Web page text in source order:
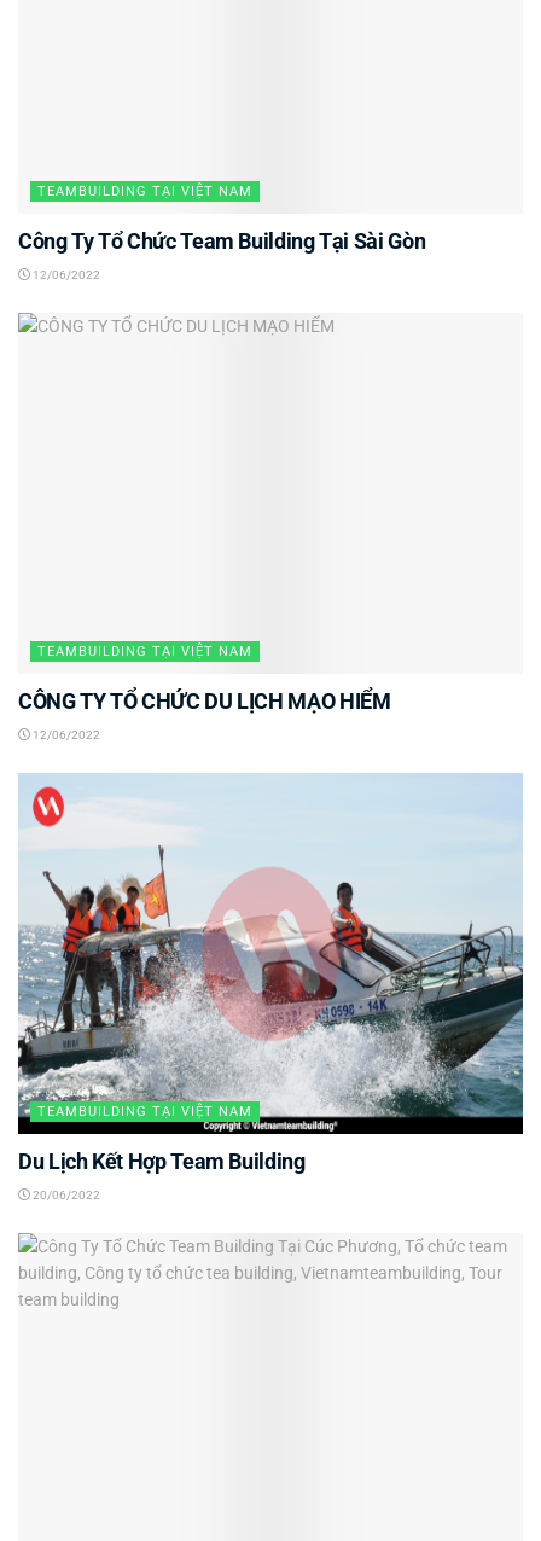
TEAMBUILDING TẠI VIỆT NAM
Công Ty Tổ Chức Team Building Tại Sài Gòn
12/06/2022
TEAMBUILDING TẠI VIỆT NAM
CÔNG TY TỔ CHỨC DU LỊCH MẠO HIỂM
12/06/2022
TEAMBUILDING TẠI VIỆT NAM
Du Lịch Kết Hợp Team Building
20/06/2022